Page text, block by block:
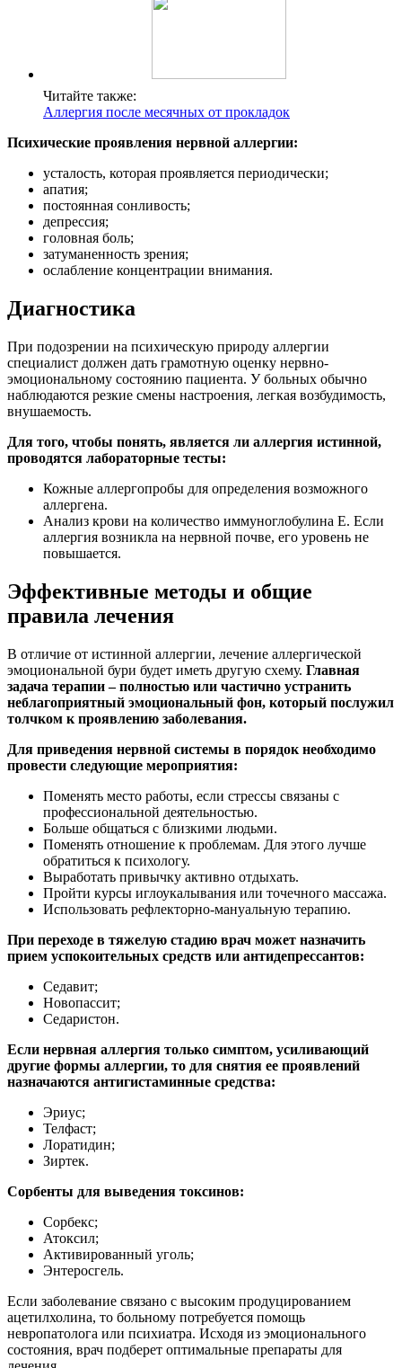
Читайте также:
Аллергия после месячных от прокладок
Психические проявления нервной аллергии:
усталость, которая проявляется периодически;
апатия;
постоянная сонливость;
депрессия;
головная боль;
затуманенность зрения;
ослабление концентрации внимания.
Диагностика
При подозрении на психическую природу аллергии
специалист должен дать грамотную оценку нервно-
эмоциональному состоянию пациента. У больных обычно
наблюдаются резкие смены настроения, легкая возбудимость,
внушаемость.
Для того, чтобы понять, является ли аллергия истинной,
проводятся лабораторные тесты:
Кожные аллергопробы для определения возможного
аллергена.
Анализ крови на количество иммуноглобулина Е. Если
аллергия возникла на нервной почве, его уровень не
повышается.
Эффективные методы и общие
правила лечения
В отличие от истинной аллергии, лечение аллергической
эмоциональной бури будет иметь другую схему. Главная
задача терапии – полностью или частично устранить
неблагоприятный эмоциональный фон, который послужил
толчком к проявлению заболевания.
Для приведения нервной системы в порядок необходимо
провести следующие мероприятия:
Поменять место работы, если стрессы связаны с
профессиональной деятельностью.
Больше общаться с близкими людьми.
Поменять отношение к проблемам. Для этого лучше
обратиться к психологу.
Выработать привычку активно отдыхать.
Пройти курсы иглоукалывания или точечного массажа.
Использовать рефлекторно-мануальную терапию.
При переходе в тяжелую стадию врач может назначить
прием успокоительных средств или антидепрессантов:
Седавит;
Новопассит;
Седаристон.
Если нервная аллергия только симптом, усиливающий
другие формы аллергии, то для снятия ее проявлений
назначаются антигистаминные средства:
Эриус;
Телфаст;
Лоратидин;
Зиртек.
Сорбенты для выведения токсинов:
Сорбекс;
Атоксил;
Активированный уголь;
Энтеросгель.
Если заболевание связано с высоким продуцированием
ацетилхолина, то больному потребуется помощь
невропатолога или психиатра. Исходя из эмоционального
состояния, врач подберет оптимальные препараты для